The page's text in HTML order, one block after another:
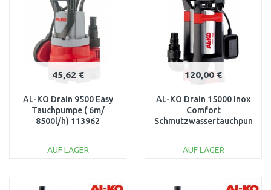
45,62 €
AL-KO Drain 9500 Easy
Tauchpumpe ( 6m/
8500l/h) 113962
AUF LAGER
120,00 €
AL-KO Drain 15000 Inox
Comfort
Schmutzwassertauchpumpe
AUF LAGER